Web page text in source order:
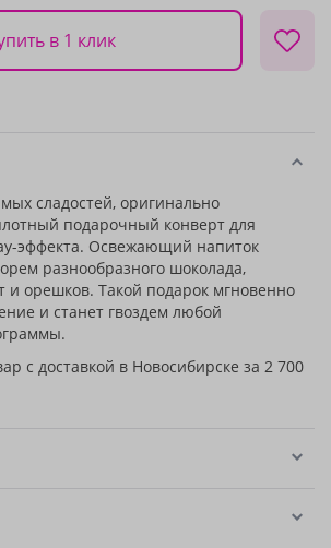
в 1 клик
сладостей, оригинально
подарочный конверт для
эффекта. Освежающий напиток
разнообразного шоколада,
и орешков. Такой подарок мгновенно
и станет гвоздем любой
с доставкой в Новосибирске за 2 700